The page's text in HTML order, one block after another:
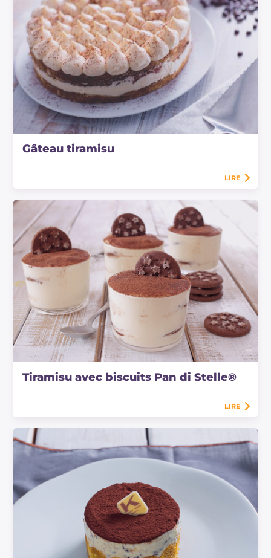
Gâteau tiramisu
LIRE
Tiramisu avec biscuits Pan di Stelle®
LIRE